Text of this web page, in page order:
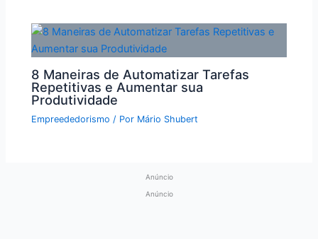
8 Maneiras de Automatizar Tarefas
Repetitivas e Aumentar sua
Produtividade
Empreededorismo / Por Mário Shubert
Anúncio
Anúncio